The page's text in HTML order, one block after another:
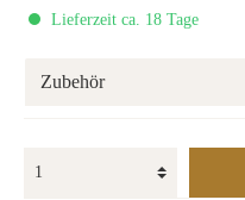
Lieferzeit ca. 18 Tage
Zubehör